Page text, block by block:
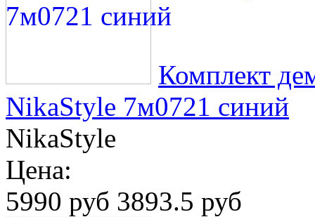
Комплект
NikaStyle 7м0721 синий
NikaStyle
Цена:
5990 руб 3893.5 руб